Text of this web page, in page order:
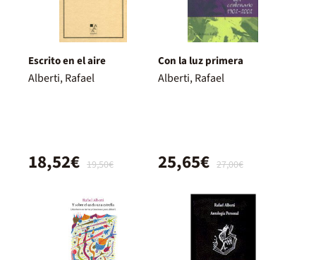
Escrito en el aire
Alberti, Rafael
19,50€
18,52€
Con la luz primera
Alberti, Rafael
27,00€
25,65€